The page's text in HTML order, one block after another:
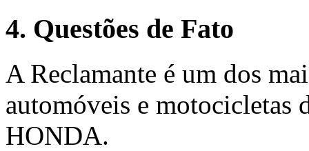
4. Questões de Fato
A Reclamante é um dos
automóveis e motocicletas
HONDA.